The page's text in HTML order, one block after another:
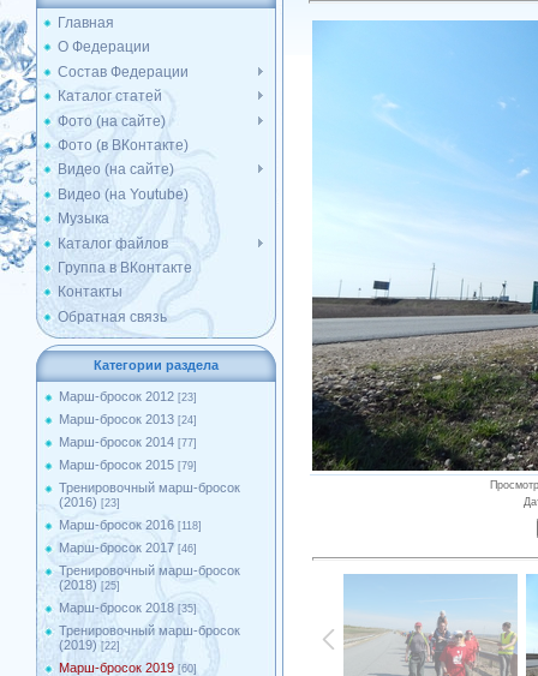
Главная
О Федерации
Состав Федерации
Каталог статей
Фото (на сайте)
Фото (в ВКонтакте)
Видео (на сайте)
Видео (на Youtube)
Музыка
Каталог файлов
Группа в ВКонтакте
Контакты
Обратная связь
Категории раздела
Марш-бросок 2012 [23]
Марш-бросок 2013 [24]
Марш-бросок 2014 [77]
Марш-бросок 2015 [79]
Тренировочный марш-бросок
(2016) [23]
Марш-бросок 2016 [118]
Марш-бросок 2017 [46]
Тренировочный марш-бросок
(2018) [25]
Марш-бросок 2018 [35]
Тренировочный марш-бросок
(2019) [22]
Марш-бросок 2019 [60]